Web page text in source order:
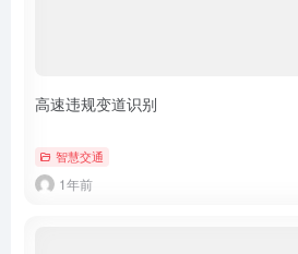
高速违规变道识别
智慧交通
1年前